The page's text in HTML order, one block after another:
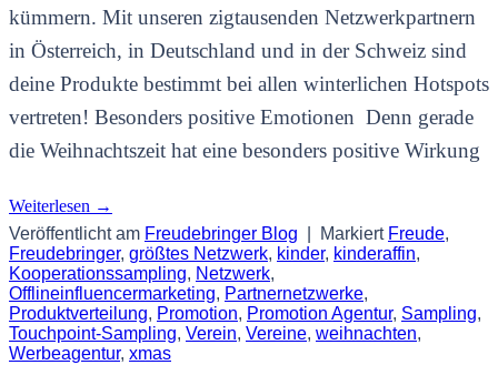
kümmern. Mit unseren zigtausenden Netzwerkpartnern
in Österreich, in Deutschland und in der Schweiz sind
deine Produkte bestimmt bei allen winterlichen Hotspots
vertreten! Besonders positive Emotionen Denn gerade
die Weihnachtszeit hat eine besonders positive Wirkung
Weiterlesen →
Veröffentlicht am Freudebringer Blog Markiert Freude,
Freudebringer, größtes Netzwerk, kinder, kinderaffin,
Kooperationssampling, Netzwerk,
Offlineinfluencermarketing, Partnernetzwerke,
Produktverteilung, Promotion, Promotion Agentur, Sampling,
Touchpoint-Sampling, Verein, Vereine, weihnachten,
Werbeagentur, xmas